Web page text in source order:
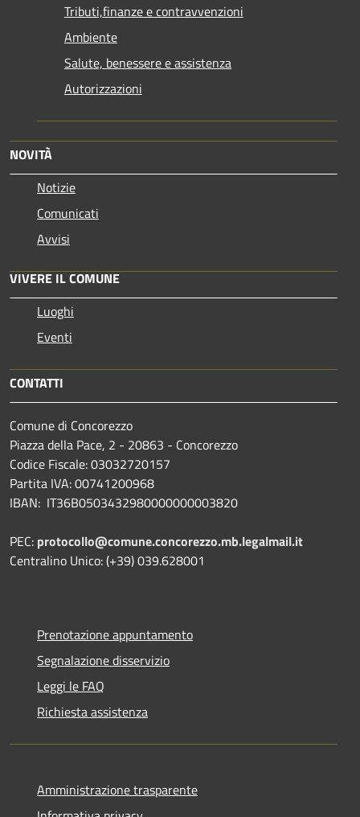
Tributi,finanze e contravvenzioni
Ambiente
Salute, benessere e assistenza
Autorizzazioni
NOVITÀ
Notizie
Comunicati
Avvisi
VIVERE IL COMUNE
Luoghi
Eventi
CONTATTI
Comune di Concorezzo
Piazza della Pace, 2 - 20863 - Concorezzo
Codice Fiscale: 03032720157
Partita IVA: 00741200968
IBAN: IT36B0503432980000000003820
PEC: protocollo@comune.concorezzo.mb.legalmail.it
Centralino Unico: (+39) 039.628001
Prenotazione appuntamento
Segnalazione disservizio
Leggi le FAQ
Richiesta assistenza
Amministrazione trasparente